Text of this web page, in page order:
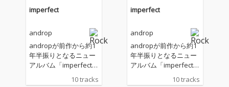
imperfect
androp
andropが前作から約1
年半振りとなるニュー
アルバム「imperfect」
をリリース！NHKみん
なのうたとして書き下
10 tracks
imperfect
androp
andropが前作から約1
年半振りとなるニュー
アルバム「imperfect」
をリリース！NHKみん
なのうたとして書き下
10 tracks